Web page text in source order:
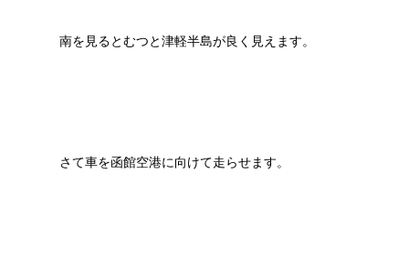
南を見るとむつと津軽半島が良く見えます。
さて車を函館空港に向けて走らせます。